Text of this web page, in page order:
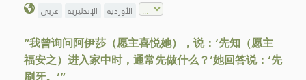
عربي الإنجليزية الأوردية
“我曾询问阿伊莎（愿主喜悦她），说：‘先知（愿主
福安之）进入家中时，通常先做什么？’她回答说：‘先